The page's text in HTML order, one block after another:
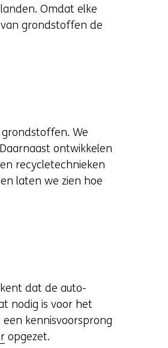
Omdat elke
grondstoffen de
We
ontwikkelen
recycletechnieken
laten we zien hoe
dat de auto-
nodig is voor het
kennisvoorsprong
opgezet.